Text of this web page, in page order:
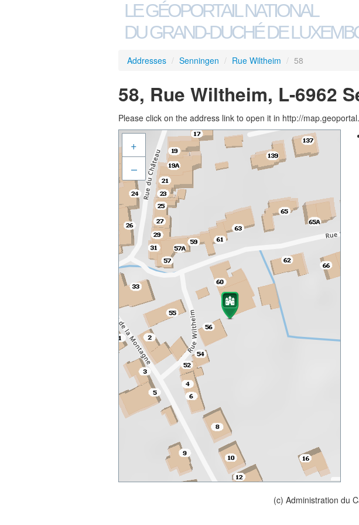
LE GÉOPORTAIL NATIONAL
DU GRAND-DUCHÉ DE
Addresses / Senningen / Rue Wiltheim / 58
58, Rue Wiltheim, L-6962
Please click on the address link to open it in http://
+
–
(c) Administration du